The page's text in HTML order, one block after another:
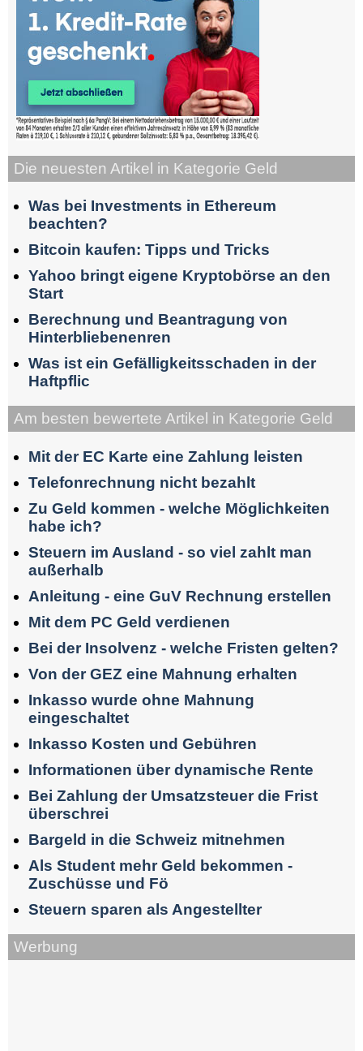
Die neuesten Artikel in Kategorie Geld
Was bei Investments in Ethereum
beachten?
Bitcoin kaufen: Tipps und Tricks
Yahoo bringt eigene Kryptobörse an den
Start
Berechnung und Beantragung von
Hinterbliebenenren
Was ist ein Gefälligkeitsschaden in der
Haftpflic
Am besten bewertete Artikel in Kategorie Geld
Mit der EC Karte eine Zahlung leisten
Telefonrechnung nicht bezahlt
Zu Geld kommen - welche Möglichkeiten
habe ich?
Steuern im Ausland - so viel zahlt man
außerhalb
Anleitung - eine GuV Rechnung erstellen
Mit dem PC Geld verdienen
Bei der Insolvenz - welche Fristen gelten?
Von der GEZ eine Mahnung erhalten
Inkasso wurde ohne Mahnung
eingeschaltet
Inkasso Kosten und Gebühren
Informationen über dynamische Rente
Bei Zahlung der Umsatzsteuer die Frist
überschrei
Bargeld in die Schweiz mitnehmen
Als Student mehr Geld bekommen -
Zuschüsse und Fö
Steuern sparen als Angestellter
Werbung